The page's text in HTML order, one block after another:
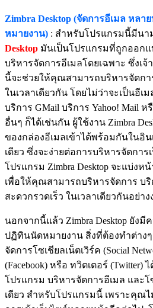
Zimbra Desktop (จัดการอีเมล หล
หมายงาน) : สำหรับโปรแกรมนี้มีนา
Desktop มันเป็นโปรแกรมที่ถูกออก
บริหารจัดการอีเมลโดยเฉพาะ ซึ่งเจ้
นี้จะช่วยให้คุณสามารถบริหารจัดกา
ในเวลาเดียวกัน โดยไม่ว่าจะเป็นอีเม
บริการ GMail บริการ Yahoo! Mail
อื่นๆ ก็ได้เช่นกัน ผู้ใช้งาน Zimbra
ของกล่องอีเมลเข้าได้พร้อมกันในอิ
เดียว ซึ่งจะง่ายต่อการบริหารจัดการ
โปรแกรม Zimbra Desktop จะแบ่งห
เพื่อให้คุณสามารถบริหารจัดการ บริ
สะดวกรวดเร็ว ในเวลาเดียวกันอย่าง
นอกจากนี้แล้ว Zimbra Desktop ยัง
ปฏิทินนัดหมายงาน สิ่งที่ต้องทำต่าง
จัดการโซเชียลเน็ตเวิร์ค (Social
(Facebook) หรือ ทวิตเตอร์ (Twitter)
โปรแกรม บริหารจัดการอีเมล และโ
เดียว สำหรับโปรแกรมนี้ เพราะคุณไ